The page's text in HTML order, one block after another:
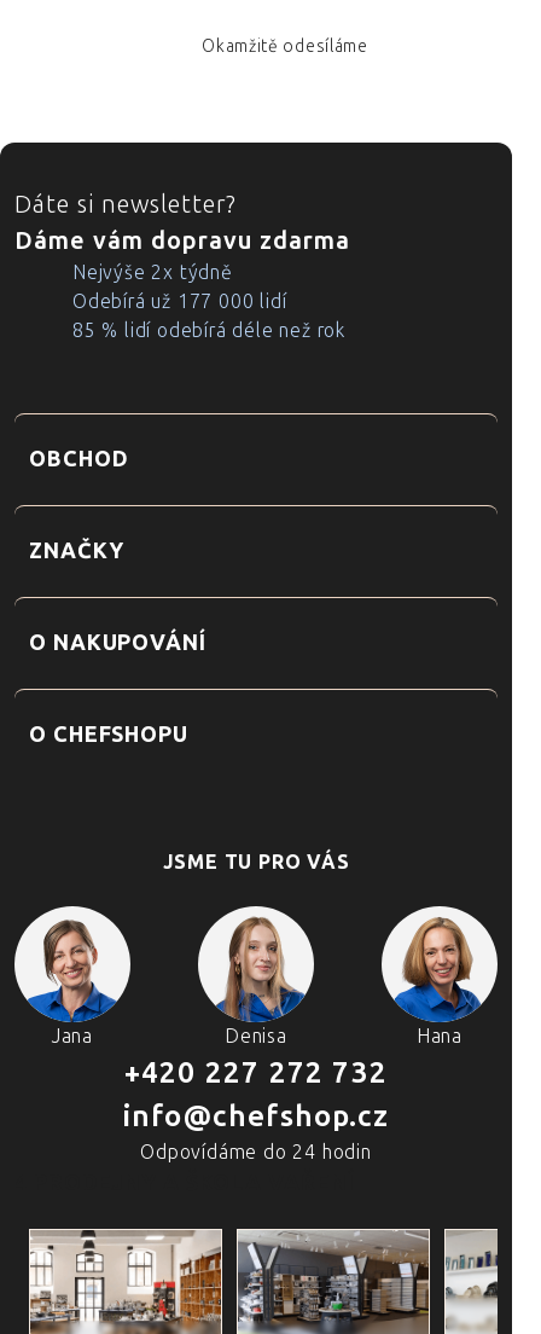
Okamžitě odesíláme
ZÁPATÍ
Dáte si newsletter?
Dáme vám dopravu zdarma
Nejvýše 2x týdně
Odebírá už 177 000 lidí
85 % lidí odebírá déle než rok
OBCHOD
ZNAČKY
O NAKUPOVÁNÍ
O CHEFSHOPU
JSME TU PRO VÁS
Jana Denisa Hana
+420 227 272 732
info@chefshop.cz
Odpovídáme do 24 hodin